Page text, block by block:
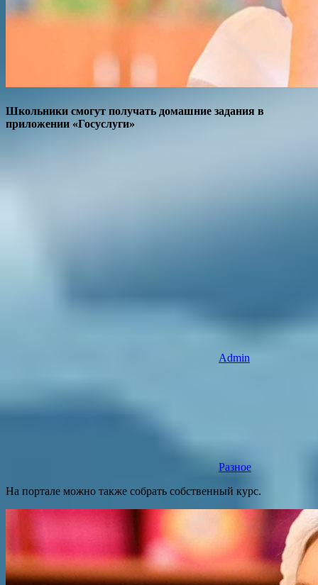
Школьники смогут получать домашние задания в
приложении «Госуслуги»
Admin
Разное
На портале можно также собрать собственный курс.